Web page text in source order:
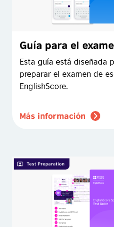
Guía para el
Esta guía está diseñada
preparar el examen de
EnglishScore.
Más información